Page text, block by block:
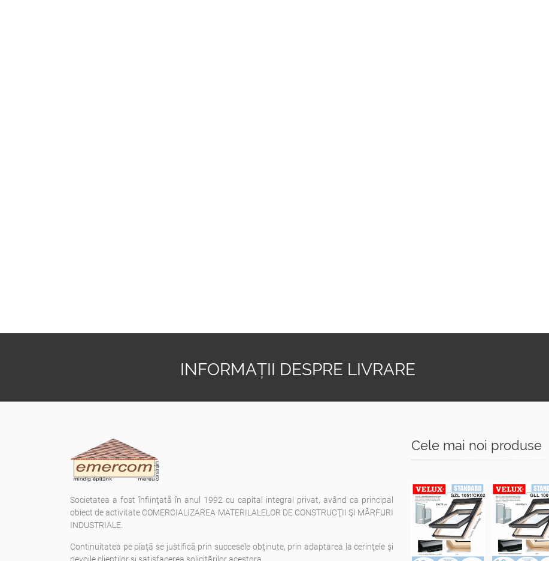
INFORMAȚII DESPRE LIVRARE
Societatea a fost înfiinţată în anul 1992 cu capital integral privat, având ca principal
obiect de activitate COMERCIALIZAREA MATERILALELOR DE CONSTRUCŢII ŞI MĂRFURI
INDUSTRIALE.
Continuitatea pe piaţă se justifică prin succesele obţinute, prin adaptarea la cerinţele şi
nevoile clienţilor şi satisfacerea solicitărilor acestora.
Cele mai noi produse